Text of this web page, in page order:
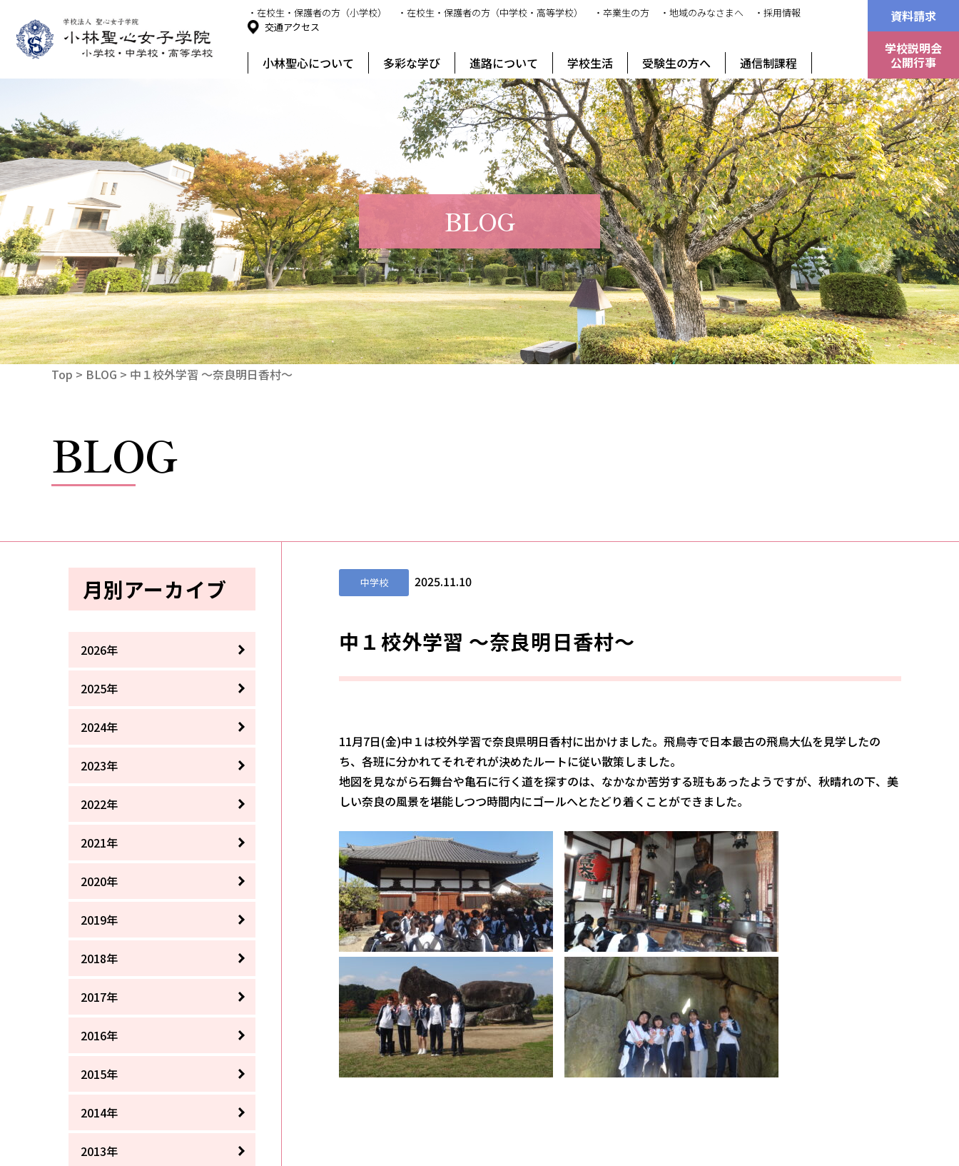
・在校生・保護者の方（小学校） ・在校生・保護者の方（中学校・高等学校） ・卒業生の方 ・地域のみなさまへ
・採用情報
交通アクセス
小林聖心について 多彩な学び 進路について 学校生活 受験生の方へ 通信制課程
資料請求
学校説明会
公開行事
BLOG
Top > BLOG > 中１校外学習 ～奈良明日香村～
BLOG
中学校 2025.11.10
中１校外学習 ～奈良明日香村～
11月7日(金)中１は校外学習で奈良県明日香村に出かけました。飛鳥寺で日本最古の飛鳥大仏を見学したの
ち、各班に分かれてそれぞれが決めたルートに従い散策しました。
地図を見ながら石舞台や亀石に行く道を探すのは、なかなか苦労する班もあったようですが、秋晴れの下、美
しい奈良の風景を堪能しつつ時間内にゴールへとたどり着くことができました。
月別アーカイブ
2026年
2025年
2024年
2023年
2022年
2021年
2020年
2019年
2018年
2017年
2016年
2015年
2014年
2013年